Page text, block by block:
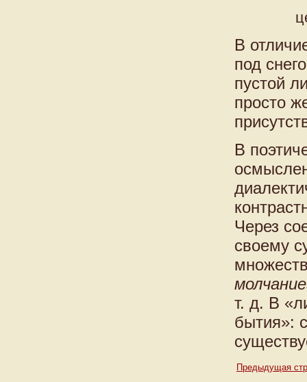
В
под
пустой
просто
В
Через
своему
т. д. В
бытия»:
Предыдущая